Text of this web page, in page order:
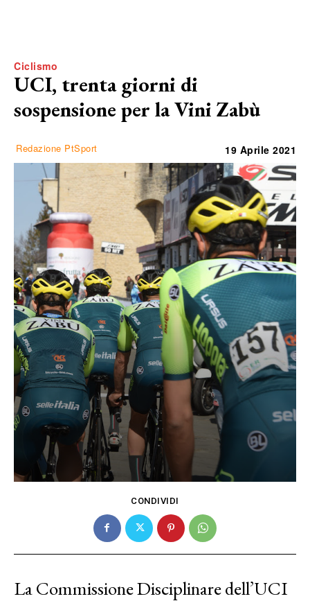
Ciclismo
UCI, trenta giorni di
sospensione per la Vini Zabù
Redazione PtSport 19 Aprile 2021
CONDIVIDI
La Commissione Disciplinare dell’UCI